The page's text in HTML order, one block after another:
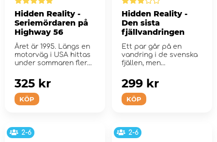
Hidden Reality -
Seriemördaren på
Highway 56
Året är 1995. Längs en
motorväg i USA hittas
under sommaren flera
KÖP
325 kr
Hidden Reality -
Den sista
fjällvandringen
Ett par går på en
vandring i de svenska
fjällen, men
KÖP
299 kr
2-6 2-6